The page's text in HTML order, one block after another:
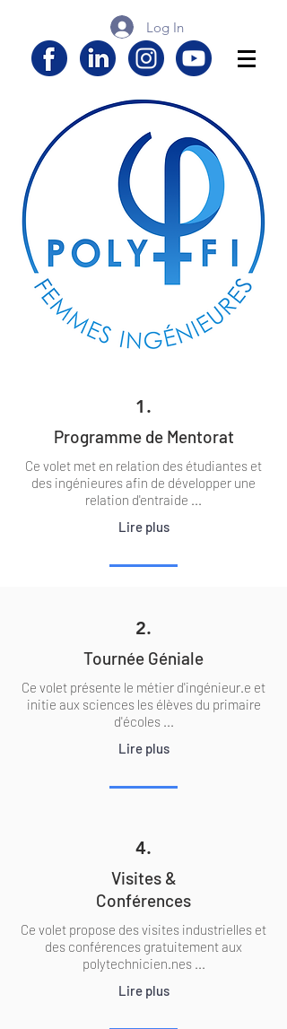
Log In
1.
Programme de Mentorat
Ce volet met en relation des étudiantes et
des ingénieures afin de développer une
relation d'entraide ...
Lire plus
2.
Tournée Géniale
Ce volet présente le métier d'ingénieur.e et
initie aux sciences les élèves du primaire
d'écoles ...
Lire plus
4.
Visites &
Conférences
Ce volet propose des visites industrielles et
des conférences gratuitement aux
polytechnicien.nes ...
Lire plus